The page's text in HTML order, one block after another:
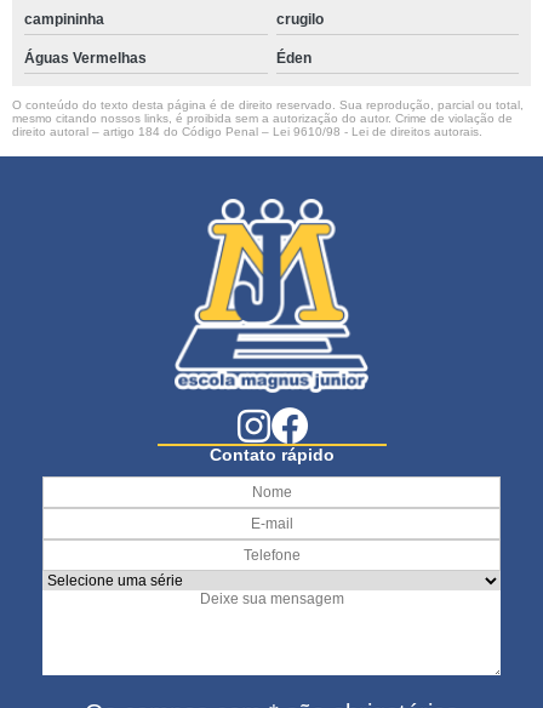
campininha crugilo
Águas Vermelhas Éden
O conteúdo do texto desta página é de direito reservado. Sua reprodução, parcial ou total,
mesmo citando nossos links, é proibida sem a autorização do autor. Crime de violação de
direito autoral – artigo 184 do Código Penal – Lei 9610/98 - Lei de direitos autorais
Contato rápido